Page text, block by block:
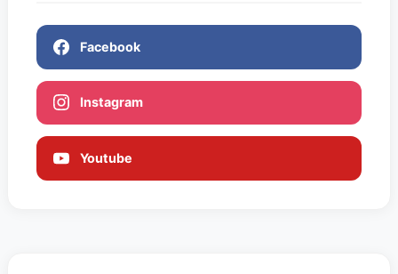
Facebook
Instagram
Youtube